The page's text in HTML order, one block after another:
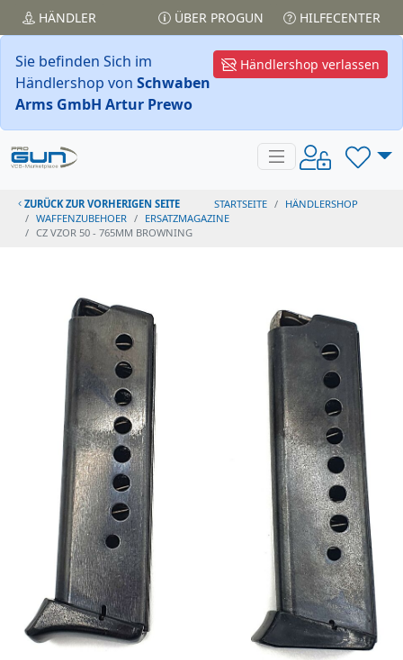
HÄNDLER ÜBER PROGUN HILFECENTER
Händlershop verlassen
Sie befinden Sich im
Händlershop von Schwaben
Arms GmbH Artur Prewo
ZURÜCK ZUR VORHERIGEN SEITE STARTSEITE
HÄNDLERSHOP
WAFFENZUBEHOER
ERSATZMAGAZINE
CZ VZOR 50 - 765MM BROWNING